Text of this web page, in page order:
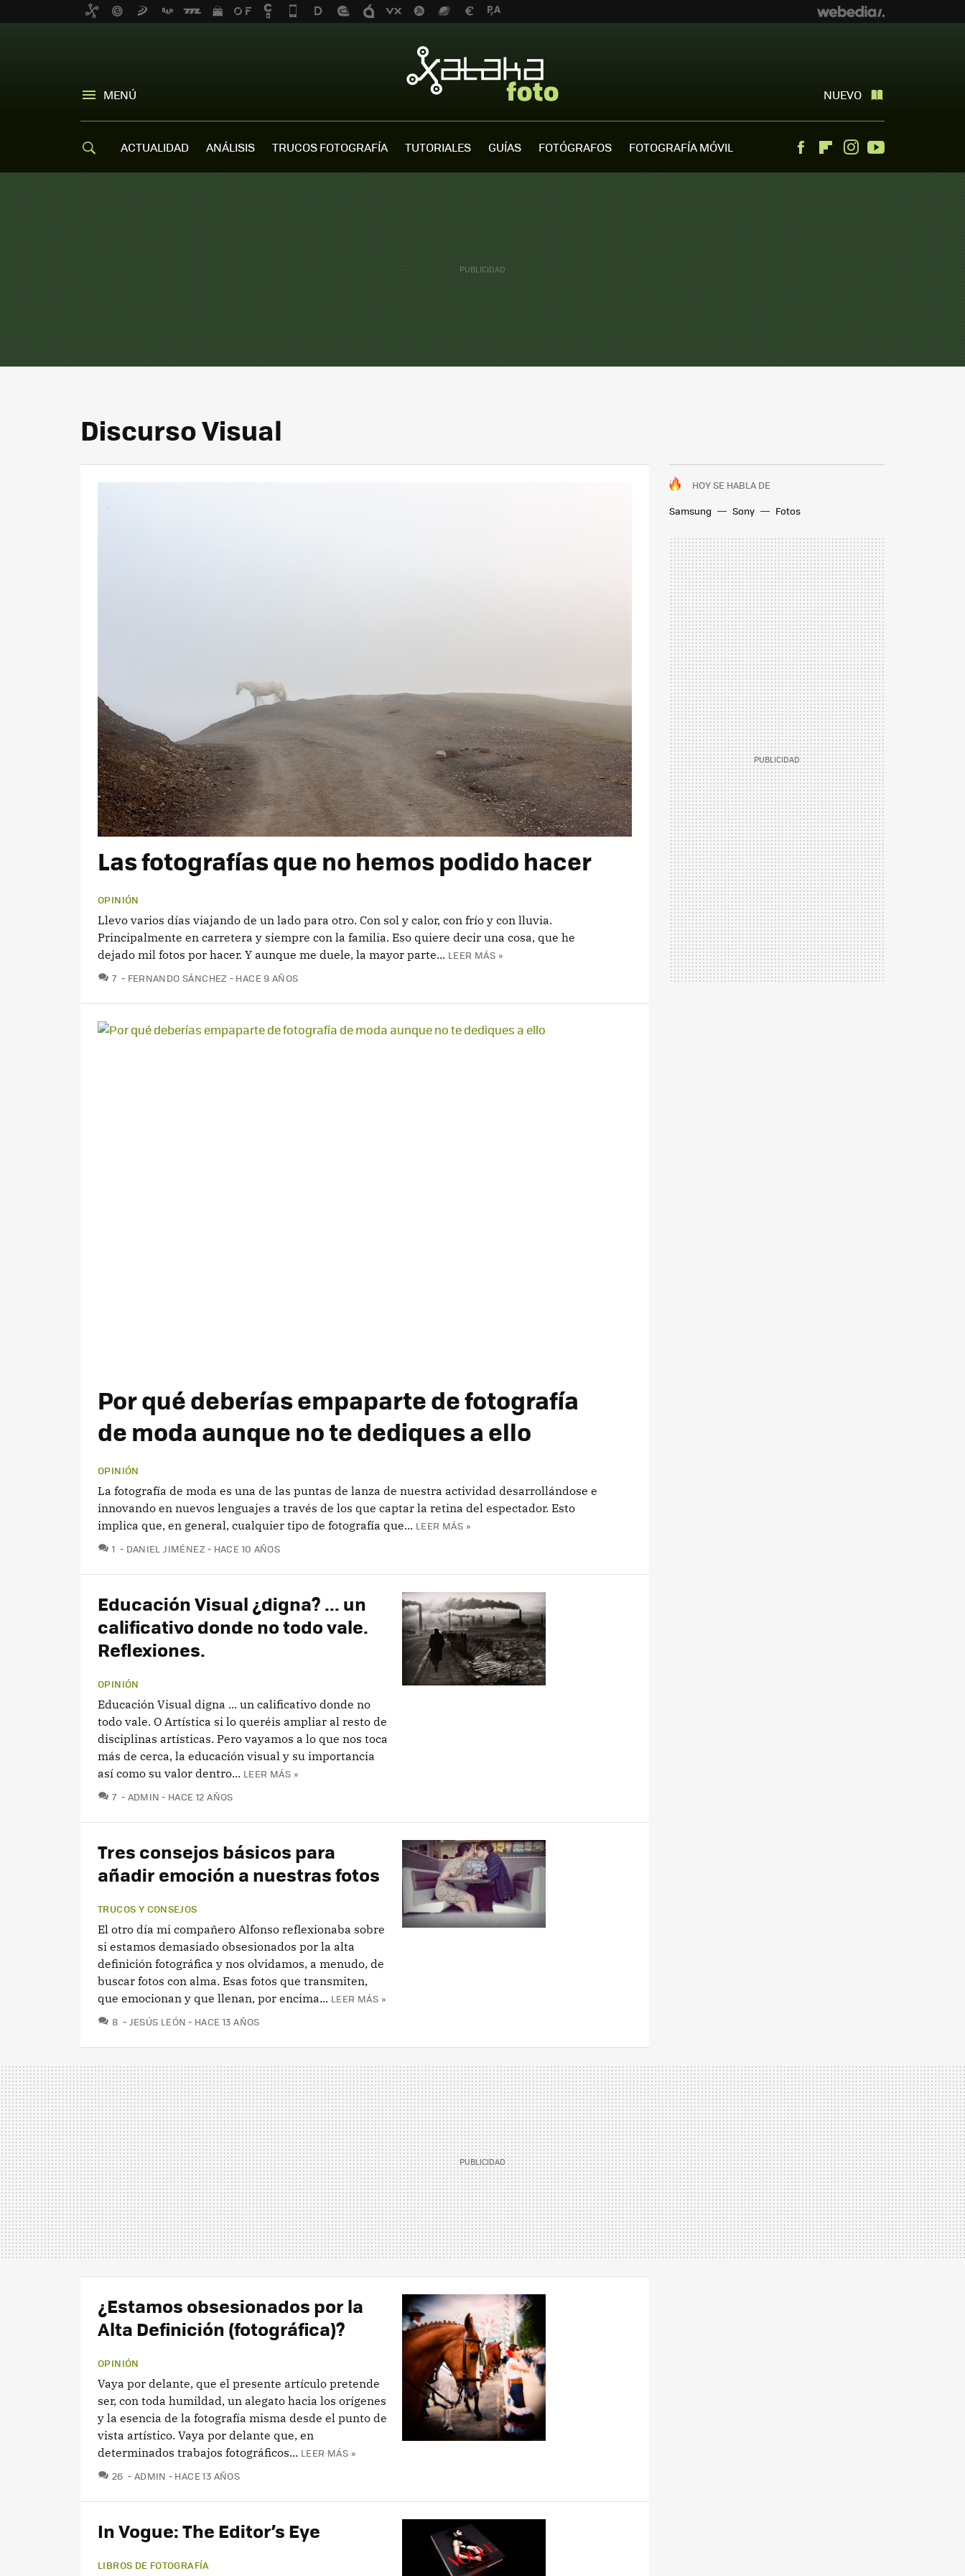
MENÚ NUEVO
ACTUALIDAD ANÁLISIS TRUCOS FOTOGRAFÍA TUTORIALES GUÍAS FOTÓGRAFOS FOTOGRAFÍA MÓVIL FacebookFlipboardInstagram
Discurso Visual
HOY SE HABLA DE
Samsung
Sony Fotos
Las fotografías que no hemos podido hacer
OPINIÓN
Llevo varios días viajando de un lado para otro. Con sol y calor, con frío y con lluvia.
Principalmente en carretera y siempre con la familia. Eso quiere decir una cosa, que he
dejado mil fotos por hacer. Y aunque me duele, la mayor parte... LEER MÁS »
7 COMENTARIOS
FERNANDO SÁNCHEZ HACE 9 AÑOS
Por qué deberías empaparte de fotografía
de moda aunque no te dediques a ello
OPINIÓN
La fotografía de moda es una de las puntas de lanza de nuestra actividad desarrollándose e
innovando en nuevos lenguajes a través de los que captar la retina del espectador. Esto
implica que, en general, cualquier tipo de fotografía que... LEER MÁS »
1 COMENTARIOS
DANIEL JIMÉNEZ HACE 10 AÑOS
Educación Visual ¿digna? ... un
calificativo donde no todo vale.
Reflexiones.
OPINIÓN
Educación Visual digna ... un calificativo donde no
todo vale. O Artística si lo queréis ampliar al resto de
disciplinas artísticas. Pero vayamos a lo que nos toca
más de cerca, la educación visual y su importancia
así como su valor dentro... LEER MÁS »
7 COMENTARIOS
ADMIN HACE 12 AÑOS
Tres consejos básicos para
añadir emoción a nuestras fotos
TRUCOS Y CONSEJOS
El otro día mi compañero Alfonso reflexionaba sobre
si estamos demasiado obsesionados por la alta
definición fotográfica y nos olvidamos, a menudo, de
buscar fotos con alma. Esas fotos que transmiten,
que emocionan y que llenan, por encima... LEER MÁS »
8 COMENTARIOS
JESÚS LEÓN HACE 13 AÑOS
¿Estamos obsesionados por la
Alta Definición (fotográfica)?
OPINIÓN
Vaya por delante, que el presente artículo pretende
ser, con toda humildad, un alegato hacia los orígenes
y la esencia de la fotografía misma desde el punto de
vista artístico. Vaya por delante que, en
determinados trabajos fotográficos... LEER MÁS »
26 COMENTARIOS
ADMIN HACE 13 AÑOS
In Vogue: The Editor’s Eye
LIBROS DE FOTOGRAFÍA